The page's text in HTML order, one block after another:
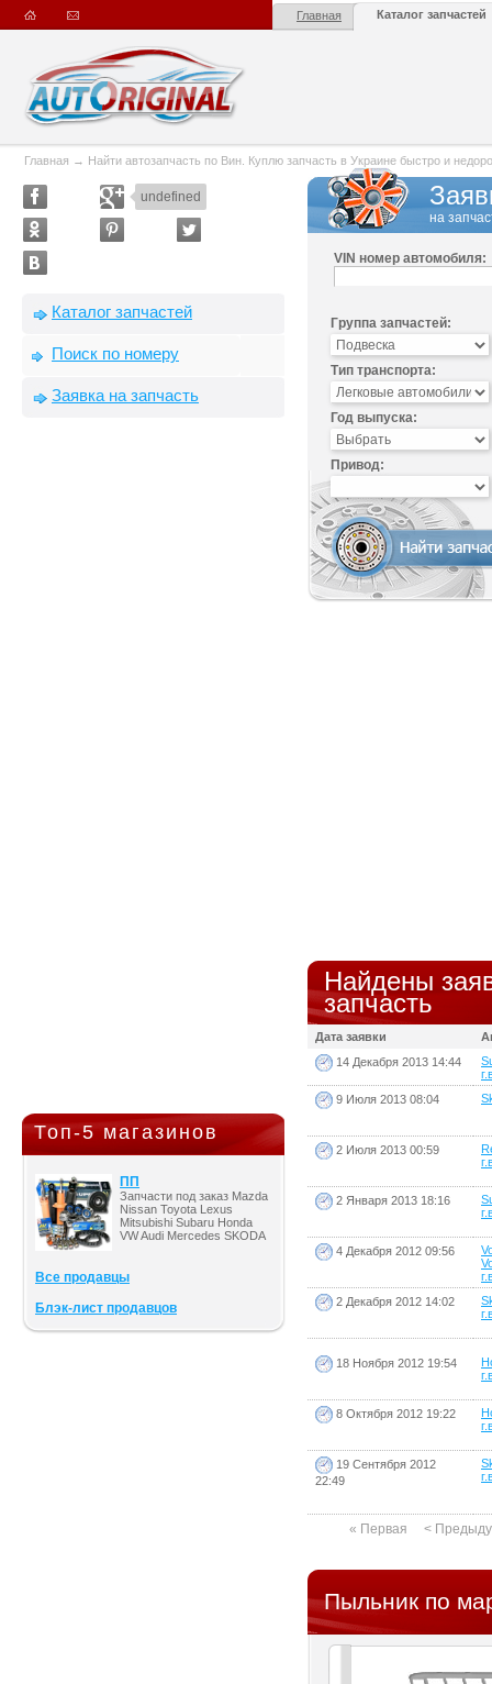
Главная Каталог запчастей
Главная → Найти автозапчасть по Вин. Куплю запчасть в Украине быстро и
undefined
Каталог запчастей
Поиск по номеру
Заявка на запчасть
Топ-5 магазинов
ПП
Запчасти под заказ Mazda
Nissan Toyota Lexus
Mitsubishi Subaru Honda
VW Audi Mercedes SKODA
Все продавцы
Блэк-лист продавцов
на
VIN номер автомобиля:
Группа запчастей:
Тип транспорта:
Год выпуска:
Привод:
Найдены
запчасть
Дата заявки
14 Декабря 2013 14:44
9 Июля 2013 08:04
2 Июля 2013 00:59
2 Января 2013 18:16
4 Декабря 2012 09:56
2 Декабря 2012 14:02
18 Ноября 2012 19:54
8 Октября 2012 19:22
19 Сентября 2012
22:49
« Первая <
Пыльник по